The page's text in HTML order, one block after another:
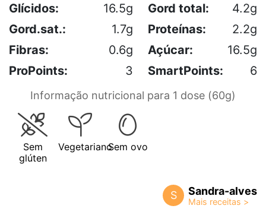
Glícidos: 16.5g Gord total:
4.2g
Gord.sat.:
1.7g Proteínas:
2.2g
Fibras:
0.6g Açúcar:
16.5g
ProPoints:
3 SmartPoints: 6
Informação nutricional para 1 dose (60g)
Sem
glúten
VegetarianoSem ovo
S Sandra-alves